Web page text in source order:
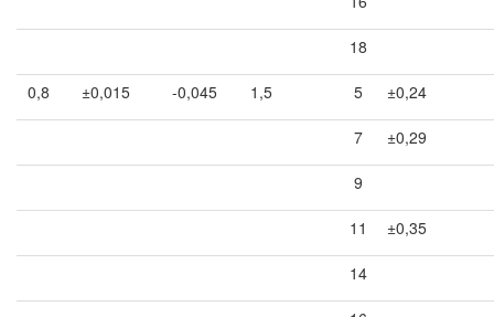
18
0,8 ±0,015 -0,045 1,5 5 ±0,24
7 ±0,29
9
11 ±0,35
14